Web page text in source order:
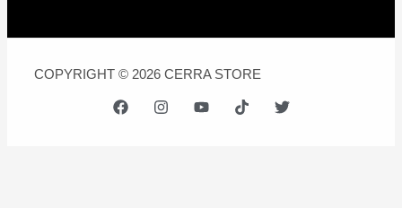
COPYRIGHT © 2026 CERRA STORE